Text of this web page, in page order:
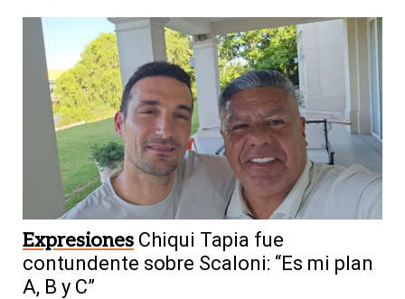
Expresiones Chiqui Tapia fue
contundente sobre Scaloni: “Es mi plan
A, B y C”